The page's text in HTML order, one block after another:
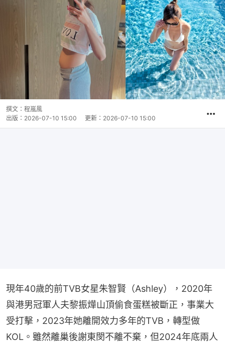
撰文： 程嵐風
出版： 2026-07-10 15:00 更新： 2026-07-10 15:00
現年40歲的前TVB女星朱智賢（Ashley），2020年
與港男冠軍人夫黎振燁山頂偷食蛋糕被斷正，事業大
受打擊，2023年她離開效力多年的TVB，轉型做
KOL。雖然離巢後謝東閔不離不棄，但2024年底兩人